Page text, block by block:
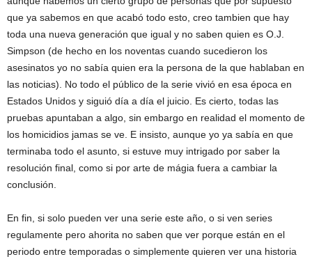
que ya sabemos en que acabó todo esto, creo tambien que hay
toda una nueva generación que igual y no saben quien es O.J.
Simpson (de hecho en los noventas cuando sucedieron los
asesinatos yo no sabía quien era la persona de la que hablaban en
las noticias). No todo el público de la serie vivió en esa época en
Estados Unidos y siguió día a día el juicio. Es cierto, todas las
pruebas apuntaban a algo, sin embargo en realidad el momento de
los homicidios jamas se ve. E insisto, aunque yo ya sabía en que
terminaba todo el asunto, si estuve muy intrigado por saber la
resolución final, como si por arte de mágia fuera a cambiar la
conclusión.
En fin, si solo pueden ver una serie este año, o si ven series
regulamente pero ahorita no saben que ver porque están en el
periodo entre temporadas o simplemente quieren ver una historia